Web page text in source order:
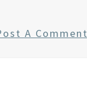
A Comment